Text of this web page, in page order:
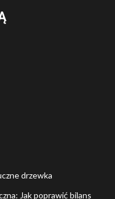
drzewka
Jak poprawić bilans